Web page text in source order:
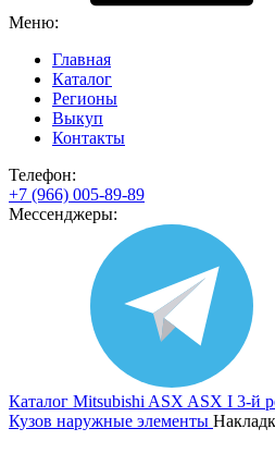
Меню:
Главная
Каталог
Регионы
Выкуп
Контакты
Телефон:
+7 (966) 005-89-89
Мессенджеры:
Каталог Mitsubishi ASX ASX I 3-й
Кузов наружные элементы